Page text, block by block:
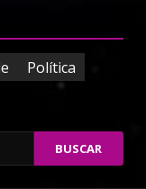
Política